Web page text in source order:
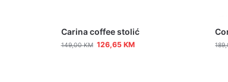
Carina coffee stolić
149,00KM 126,65KM